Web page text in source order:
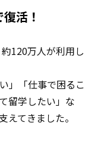
活！
120万人が利用し
」「仕事で困るこ
留学したい」な
えてきました。